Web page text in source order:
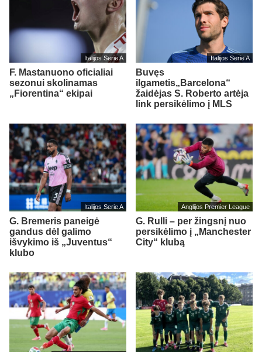
Italijos Serie A
F. Mastanuono oficialiai
sezonui skolinamas
„Fiorentina“ ekipai
Italijos Serie A
Buvęs
ilgametis„Barcelona“
žaidėjas S. Roberto artėja
link persikėlimo į MLS
Italijos Serie A
G. Bremeris paneigė
gandus dėl galimo
išvykimo iš „Juventus“
klubo
Anglijos Premier League
G. Rulli – per žingsnį nuo
persikėlimo į „Manchester
City“ klubą